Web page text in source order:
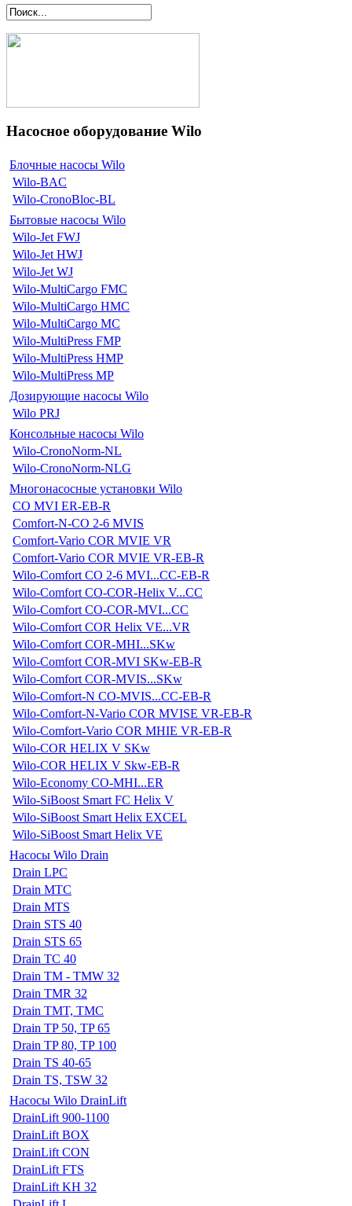
Насосное оборудование Wilo
Блочные насосы Wilo
Wilo-BAC
Wilo-CronoBloc-BL
Бытовые насосы Wilo
Wilo-Jet FWJ
Wilo-Jet HWJ
Wilo-Jet WJ
Wilo-MultiCargo FMC
Wilo-MultiCargo HMC
Wilo-MultiCargo MC
Wilo-MultiPress FMP
Wilo-MultiPress HMP
Wilo-MultiPress MP
Дозирующие насосы Wilo
Wilo PRJ
Консольные насосы Wilo
Wilo-CronoNorm-NL
Wilo-CronoNorm-NLG
Многонасосные установки Wilo
CO MVI ER-EB-R
Comfort-N-CO 2-6 MVIS
Comfort-Vario COR MVIE VR
Comfort-Vario COR MVIE VR-EB-R
Wilo-Comfort CO 2-6 MVI...CC-EB-R
Wilo-Comfort CO-COR-Helix V...CC
Wilo-Comfort CO-COR-MVI...CC
Wilo-Comfort COR Helix VE...VR
Wilo-Comfort COR-MHI...SKw
Wilo-Comfort COR-MVI SKw-EB-R
Wilo-Comfort COR-MVIS...SKw
Wilo-Comfort-N CO-MVIS...CC-EB-R
Wilo-Comfort-N-Vario COR MVISE VR-EB-R
Wilo-Comfort-Vario COR MHIE VR-EB-R
Wilo-COR HELIX V SKw
Wilo-COR HELIX V Skw-EB-R
Wilo-Economy CO-MHI...ER
Wilo-SiBoost Smart FC Helix V
Wilo-SiBoost Smart Helix EXCEL
Wilo-SiBoost Smart Helix VE
Насосы Wilo Drain
Drain LPC
Drain MTC
Drain MTS
Drain STS 40
Drain STS 65
Drain TC 40
Drain TM - TMW 32
Drain TMR 32
Drain TMT, TMC
Drain TP 50, TP 65
Drain TP 80, TP 100
Drain TS 40-65
Drain TS, TSW 32
Насосы Wilo DrainLift
DrainLift 900-1100
DrainLift BOX
DrainLift CON
DrainLift FTS
DrainLift KH 32